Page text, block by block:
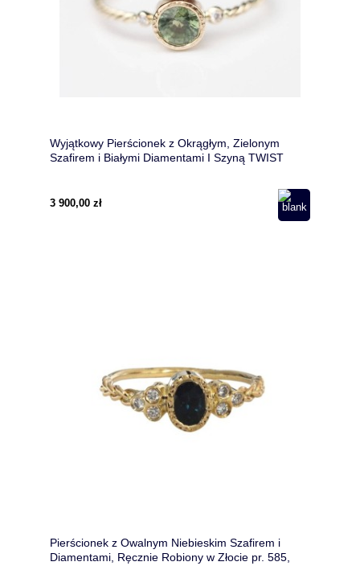
Wyjątkowy Pierścionek z Okrągłym, Zielonym
Szafirem i Białymi Diamentami I Szyną TWIST
3 900,00 zł
Pierścionek z Owalnym Niebieskim Szafirem i
Diamentami, Ręcznie Robiony w Złocie pr. 585,